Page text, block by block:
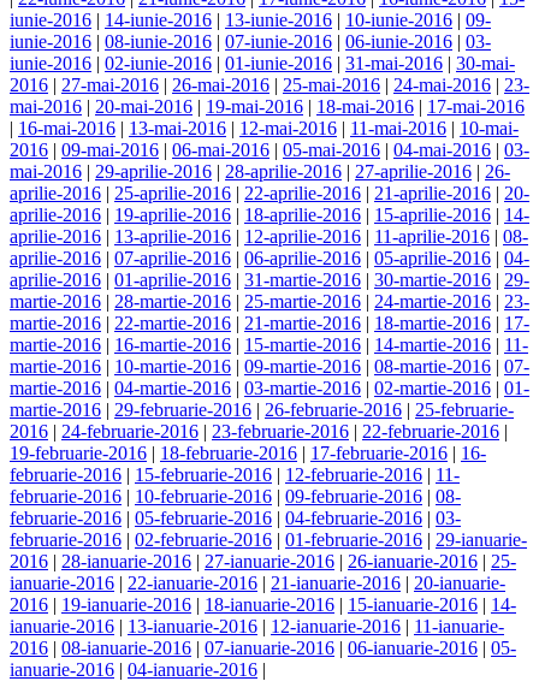
iunie-2016 | 14-iunie-2016 | 13-iunie-2016 | 10-iunie-2016 | 09-
iunie-2016 | 08-iunie-2016 | 07-iunie-2016 | 06-iunie-2016 | 03-
iunie-2016 | 02-iunie-2016 | 01-iunie-2016 | 31-mai-2016 | 30-mai-
2016 | 27-mai-2016 | 26-mai-2016 | 25-mai-2016 | 24-mai-2016 | 23-
mai-2016 | 20-mai-2016 | 19-mai-2016 | 18-mai-2016 | 17-mai-2016
| 16-mai-2016 | 13-mai-2016 | 12-mai-2016 | 11-mai-2016 | 10-mai-
2016 | 09-mai-2016 | 06-mai-2016 | 05-mai-2016 | 04-mai-2016 | 03-
mai-2016 | 29-aprilie-2016 | 28-aprilie-2016 | 27-aprilie-2016 | 26-
aprilie-2016 | 25-aprilie-2016 | 22-aprilie-2016 | 21-aprilie-2016 | 20-
aprilie-2016 | 19-aprilie-2016 | 18-aprilie-2016 | 15-aprilie-2016 | 14-
aprilie-2016 | 13-aprilie-2016 | 12-aprilie-2016 | 11-aprilie-2016 | 08-
aprilie-2016 | 07-aprilie-2016 | 06-aprilie-2016 | 05-aprilie-2016 | 04-
aprilie-2016 | 01-aprilie-2016 | 31-martie-2016 | 30-martie-2016 | 29-
martie-2016 | 28-martie-2016 | 25-martie-2016 | 24-martie-2016 | 23-
martie-2016 | 22-martie-2016 | 21-martie-2016 | 18-martie-2016 | 17-
martie-2016 | 16-martie-2016 | 15-martie-2016 | 14-martie-2016 | 11-
martie-2016 | 10-martie-2016 | 09-martie-2016 | 08-martie-2016 | 07-
martie-2016 | 04-martie-2016 | 03-martie-2016 | 02-martie-2016 | 01-
martie-2016 | 29-februarie-2016 | 26-februarie-2016 | 25-februarie-
2016 | 24-februarie-2016 | 23-februarie-2016 | 22-februarie-2016 |
19-februarie-2016 | 18-februarie-2016 | 17-februarie-2016 | 16-
februarie-2016 | 15-februarie-2016 | 12-februarie-2016 | 11-
februarie-2016 | 10-februarie-2016 | 09-februarie-2016 | 08-
februarie-2016 | 05-februarie-2016 | 04-februarie-2016 | 03-
februarie-2016 | 02-februarie-2016 | 01-februarie-2016 | 29-ianuarie-
2016 | 28-ianuarie-2016 | 27-ianuarie-2016 | 26-ianuarie-2016 | 25-
ianuarie-2016 | 22-ianuarie-2016 | 21-ianuarie-2016 | 20-ianuarie-
2016 | 19-ianuarie-2016 | 18-ianuarie-2016 | 15-ianuarie-2016 | 14-
ianuarie-2016 | 13-ianuarie-2016 | 12-ianuarie-2016 | 11-ianuarie-
2016 | 08-ianuarie-2016 | 07-ianuarie-2016 | 06-ianuarie-2016 | 05-
ianuarie-2016 | 04-ianuarie-2016 |